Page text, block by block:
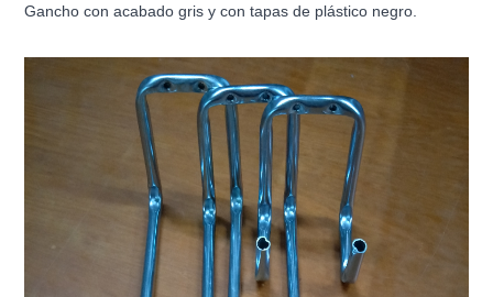
Gancho con acabado gris y con tapas de plástico negro.